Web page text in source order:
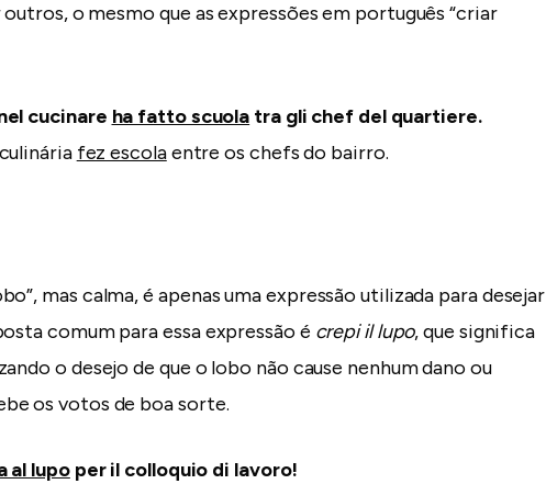
o mesmo que as expressões em português “criar
cucinare ha fatto scuola tra gli chef del quartiere.
fez escolaentre os chefs do bairro.
mas calma, é apenas uma expressão utilizada para desejar
comum para essa expressão é crepi il lupo, que significa
o desejo de que o lobo não cause nenhum dano ou
os votos de boa sorte.
al lupoper il colloquio di lavoro!